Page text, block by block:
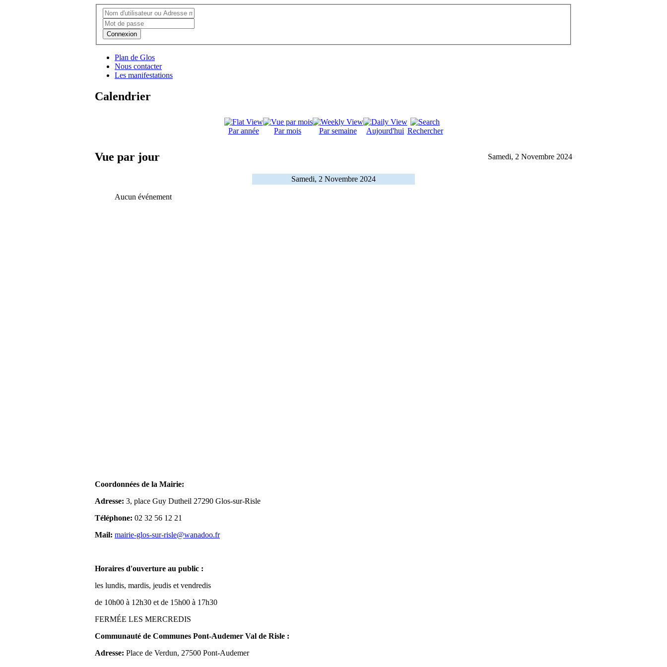
Connexion
Plan de Glos
Nous contacter
Les manifestations
Calendrier
Par année Par mois Par semaine Aujourd'hui Rechercher
Vue par jour Samedi, 2 Novembre 2024
Samedi, 2 Novembre 2024
Aucun événement
Coordonnées de la Mairie:
Adresse: 3, place Guy Dutheil 27290 Glos-sur-Risle
Téléphone: 02 32 56 12 21
Mail: mairie-glos-sur-risle@wanadoo.fr
Horaires d'ouverture au public :
les lundis, mardis, jeudis et vendredis
de 10h00 à 12h30 et de 15h00 à 17h30
FERMÉE LES MERCREDIS
Communauté de Communes Pont-Audemer Val de Risle :
Adresse: Place de Verdun, 27500 Pont-Audemer